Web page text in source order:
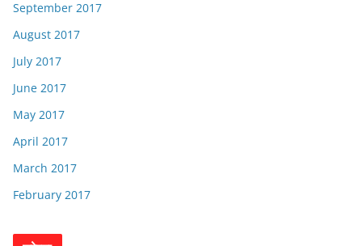
September 2017
August 2017
July 2017
June 2017
May 2017
April 2017
March 2017
February 2017